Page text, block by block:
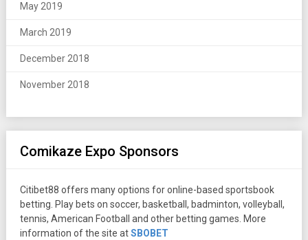
May 2019
March 2019
December 2018
November 2018
Comikaze Expo Sponsors
Citibet88 offers many options for online-based sportsbook
betting. Play bets on soccer, basketball, badminton, volleyball,
tennis, American Football and other betting games. More
information of the site atSBOBET